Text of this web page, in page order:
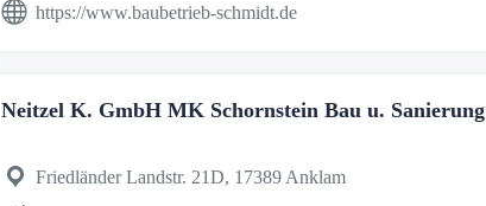
https://www.baubetrieb-schmidt.de
Neitzel K. GmbH MK Schornstein Bau u. Sanierung
Friedländer Landstr. 21D, 17389 Anklam